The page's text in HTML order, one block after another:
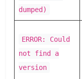
dumped)
ERROR: Could
not find a
version